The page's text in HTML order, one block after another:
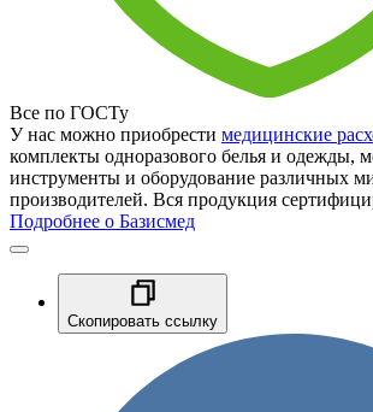
Все по ГОСТу
У нас можно приобрести медицинские
комплекты одноразового белья и одежды,
инструменты и оборудование различных
производителей. Вся продукция
Подробнее о Базисмед
Скопировать ссылку